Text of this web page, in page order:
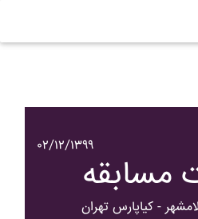
۰۲/۱۲/۱۳۹۹
مسابقه
- کياپارس تهران